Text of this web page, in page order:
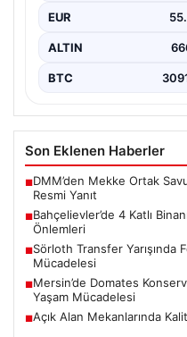
EUR
ALTIN
BTC
Son Eklenen Haberler
■DMM’den Mekke Ortak
Resmi Yanıt
■Bahçelievler’de 4 Katlı
Önlemleri
■Sörloth Transfer Yarışında
Mücadelesi
■Mersin’de Domates
Yaşam Mücadelesi
■Açık Alan Mekanlarında